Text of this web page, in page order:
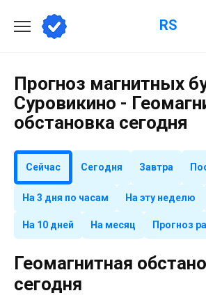
содержанию
RS
Прогноз магнитных
Суровикино -
обстановка сегодня
Сейчас Сегодня Завтра
На 3 дня по часам На эту неделю
На 10 дней На месяц Прогноз
Геомагнитная
сегодня